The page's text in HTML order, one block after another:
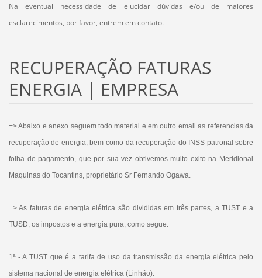
Na eventual necessidade de elucidar dúvidas e/ou de maiores
esclarecimentos, por favor, entrem em contato.
RECUPERAÇÃO FATURAS
ENERGIA | EMPRESA
=> Abaixo e anexo seguem todo material e em outro email as referencias da
recuperação de energia, bem como da recuperação do INSS patronal sobre
folha de pagamento, que por sua vez obtivemos muito exito na Meridional
Maquinas do Tocantins, proprietário Sr Fernando Ogawa.
​=> ​As faturas de energia elétrica são divididas em três partes, a TUST e a
TUSD, os impostos e a energia pura, como segue:
1ª - A TUST que é a tarifa de uso da transmissão da energia elétrica pelo
sistema nacional de energia elétrica (Linhão).